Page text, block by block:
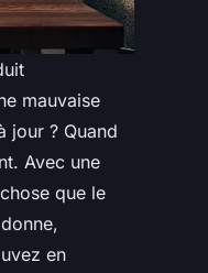
mauvaise
jour ? Quand
Avec une
que le
en